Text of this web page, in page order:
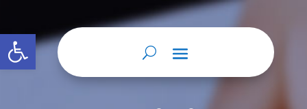
Abrir barra de herramientas